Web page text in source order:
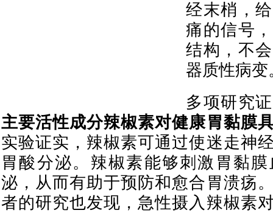
经末梢，
痛的信号
结构，不
器质性病变
多项研究
主要活性成分辣椒素对健康胃黏膜
实验证实，辣椒素可通过使迷走神
胃酸分泌。辣椒素能够刺激胃黏
泌，从而有助于预防和愈合胃溃疡
者的研究也发现，急性摄入辣椒素